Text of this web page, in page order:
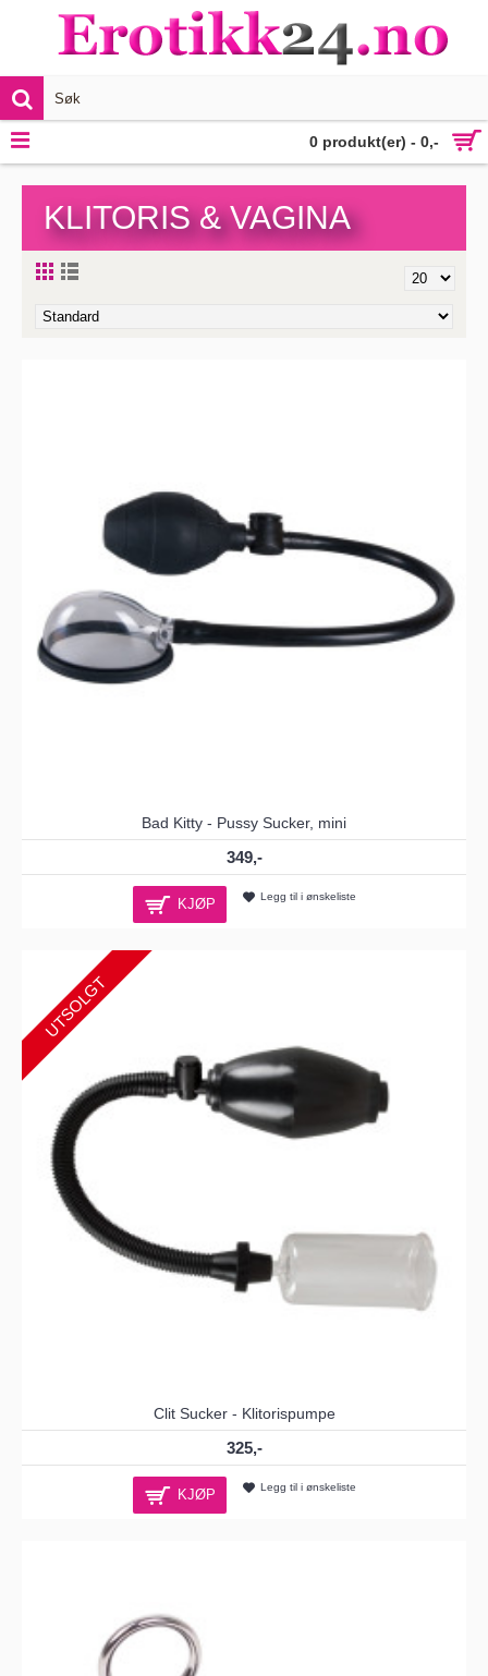
0 produkt(er) - 0,-
KLITORIS & VAGINA
Bad Kitty - Pussy Sucker, mini
349,-
KJØP Legg til i ønskeliste
UTSOLGT
Clit Sucker - Klitorispumpe
325,-
KJØP Legg til i ønskeliste